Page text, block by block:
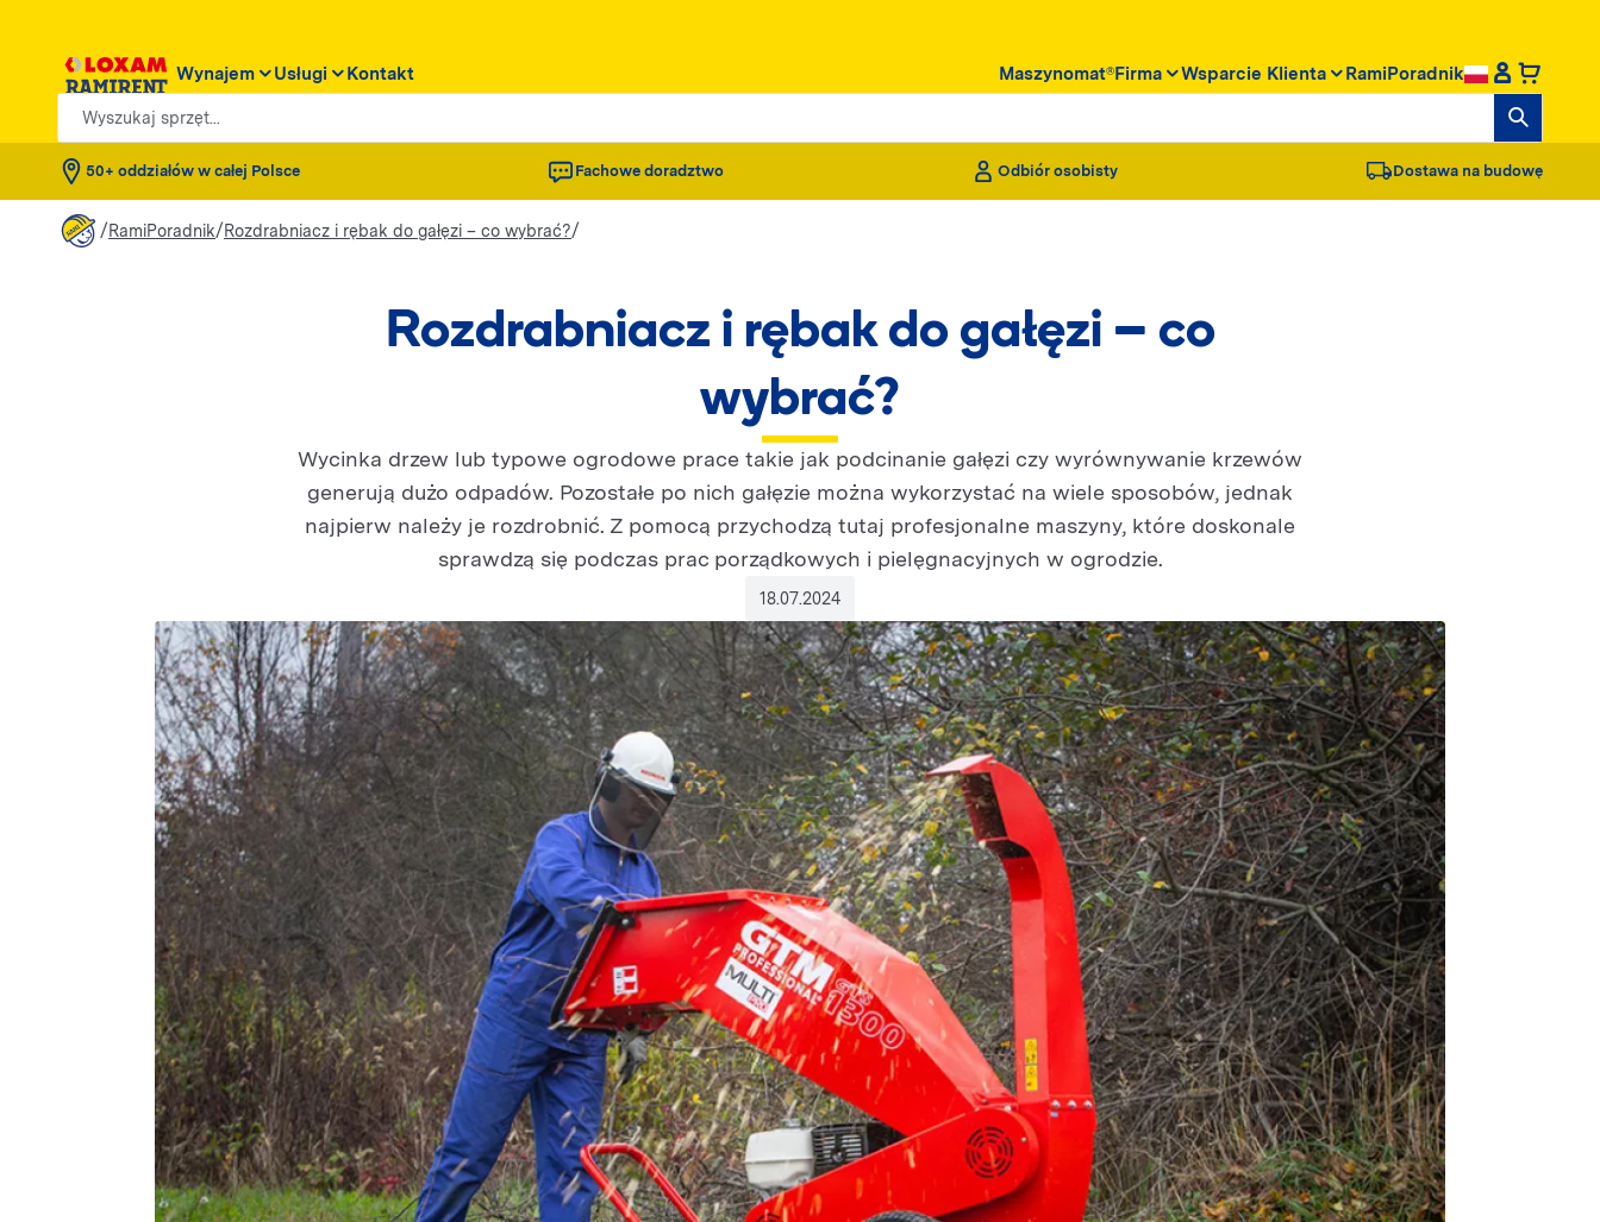
Wynajem Usługi Kontakt Maszynomat®Firma Wsparcie Klienta RamiPoradnik
Wyszukaj sprzęt...
50+ oddziałów w całej Polsce Fachowe doradztwo Odbiór osobisty Dostawa na budowę
/RamiPoradnik/Rozdrabniacz i rębak do gałęzi – co wybrać?/
Rozdrabniacz i rębak do gałęzi – co
wybrać?
Wycinka drzew lub typowe ogrodowe prace takie jak podcinanie gałęzi czy wyrównywanie krzewów
generują dużo odpadów. Pozostałe po nich gałęzie można wykorzystać na wiele sposobów, jednak
najpierw należy je rozdrobnić. Z pomocą przychodzą tutaj profesjonalne maszyny, które doskonale
sprawdzą się podczas prac porządkowych i pielęgnacyjnych w ogrodzie.
18.07.2024